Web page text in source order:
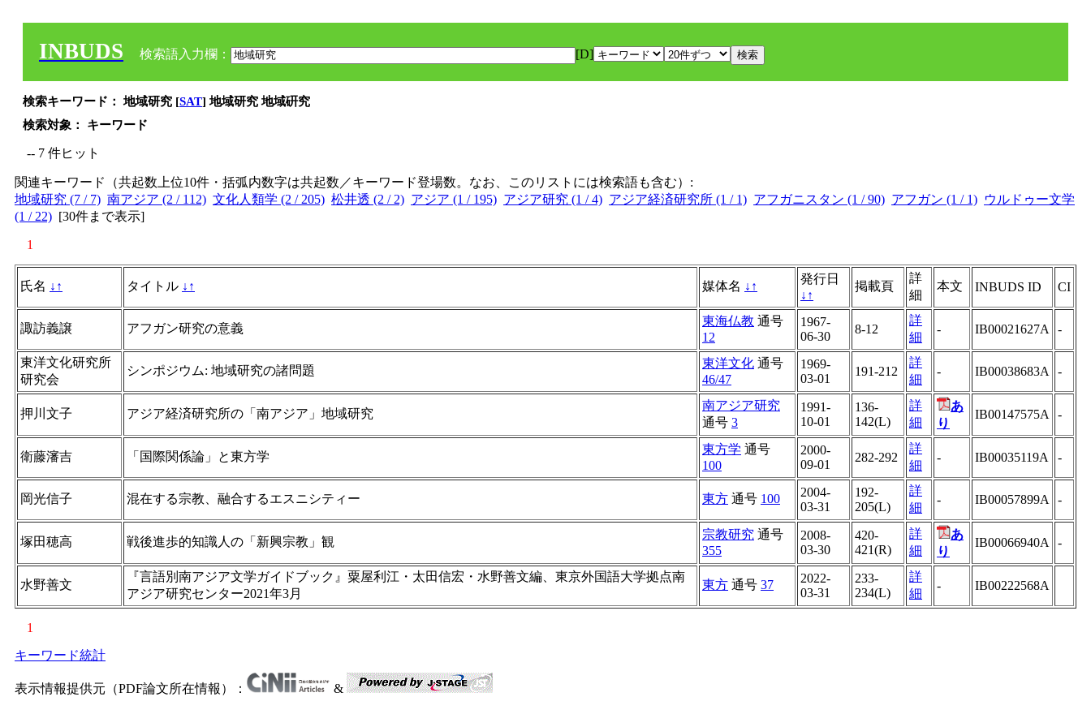
INBUDS 検索語入力欄： [D]
検索キーワード： 地域研究 [SAT] 地域研究 地域硏究
検索対象： キーワード
-- 7 件ヒット
関連キーワード（共起数上位10件・括弧内数字は共起数／キーワード登場数。なお、このリストには検索語も含む）:
地域研究 (7 / 7) 南アジア (2 / 112) 文化人類学 (2 / 205) 松井透 (2 / 2) アジア (1 / 195) アジア研究 (1 / 4) アジア経済研究所 (1 / 1) アフガニスタン (1 / 90) アフガン (1 / 1) ウルドゥー文学
(1 / 22) [30件まで表示]
1
氏名 ↓ ↑ タイトル ↓ ↑ 媒体名 ↓ ↑
発行日
↓ ↑
掲載頁
詳
細
本文 INBUDS ID CI
諏訪義譲 アフガン研究の意義
東海仏教 通号
12
1967-
06-30
8-12
詳
細
- IB00021627A -
東洋文化研究所
研究会
シンポジウム: 地域研究の諸問題
東洋文化 通号
46/47
1969-
03-01
191-212
詳
細
- IB00038683A -
押川文子 アジア経済研究所の「南アジア」地域研究
南アジア研究
通号 3
1991-
10-01
136-
142(L)
詳
細
あ
り
IB00147575A -
衛藤瀋吉 「国際関係論」と東方学
東方学 通号
100
2000-
09-01
282-292
詳
細
- IB00035119A -
岡光信子 混在する宗教、融合するエスニシティー 東方 通号 100
2004-
03-31
192-
205(L)
詳
細
- IB00057899A -
塚田穂高 戦後進歩的知識人の「新興宗教」観
宗教研究 通号
355
2008-
03-30
420-
421(R)
詳
細
あ
り
IB00066940A -
水野善文
『言語別南アジア文学ガイドブック』粟屋利江・太田信宏・水野善文編、東京外国語大学拠点南
アジア研究センター2021年3月
東方 通号 37
2022-
03-31
233-
234(L)
詳
細
- IB00222568A
1
キーワード統計
表示情報提供元（PDF論文所在情報）： &